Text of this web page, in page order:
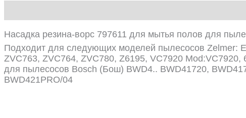
Насадка резина-ворс 797611 для мытья полов для
Подходит для следующих моделей пылесосов Zelmer:
ZVC763, ZVC764, ZVC780, Z6195, VC7920
для пылесосов Bosch (Бош) BWD4.. BWD41720,
BWD421PRO/04